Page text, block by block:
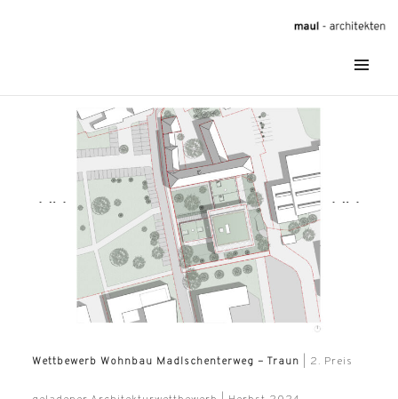
maul – architekten | wien | attersee
Wettbewerb Wohnbau Madlschenterweg – Traun | 2. Preis